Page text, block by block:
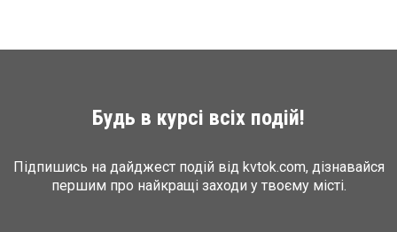
Будь в курсі всіх подій!
Підпишись на дайджест подій від kvtok.com, дізнавайся
першим про найкращі заходи у твоєму місті.